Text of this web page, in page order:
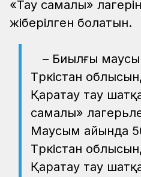
«Тау самалы»
жіберілген болатын.
– Биылғы
Түркістан
Қаратау тау
самалы»
Маусым айында
Түркістан
Қаратау тау